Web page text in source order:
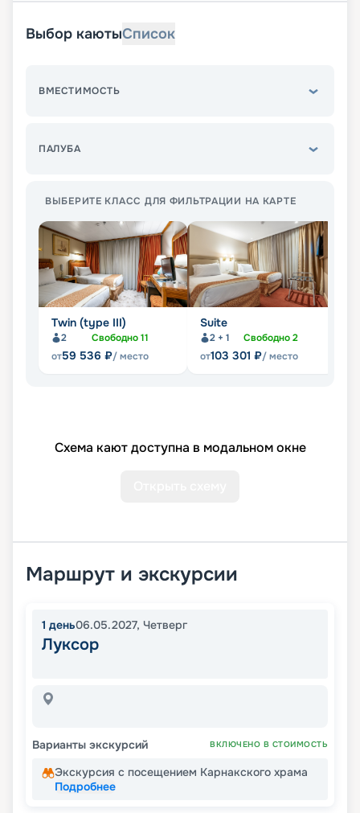
Выбор каютыСписок
ВМЕСТИМОСТЬ
ПАЛУБА
ВЫБЕРИТЕ КЛАСС ДЛЯ ФИЛЬТРАЦИИ НА КАРТЕ
Twin (type III)
2 Свободно11
от59 536 ₽/ место
Suite
2 + 1 Свободно2
от103 301 ₽/ место
Схема кают доступна в модальном окне
Маршрут и экскурсии
1 день06.05.2027, Четверг
Луксор
Варианты экскурсий ВКЛЮЧЕНО В СТОИМОСТЬ
Экскурсия с посещением Карнакского храма
Подробнее